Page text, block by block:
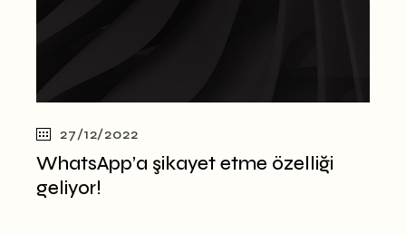
27/12/2022
WhatsApp’a şikayet etme özelliği
geliyor!